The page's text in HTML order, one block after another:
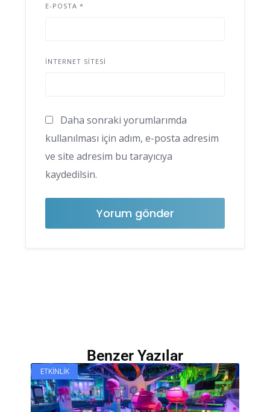
E-POSTA *
İNTERNET SITESI
Daha sonraki yorumlarımda
kullanılması için adım, e-posta adresim
ve site adresim bu tarayıcıya
kaydedilsin.
Benzer Yazılar
ETKINLIK